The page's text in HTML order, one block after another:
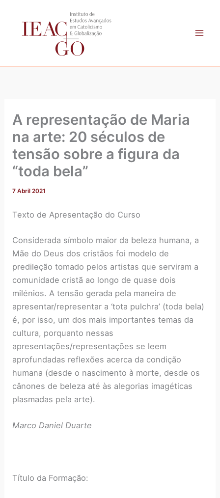
A representação de Maria
na arte: 20 séculos de
tensão sobre a figura da
“toda bela”
7 Abril 2021
Texto de Apresentação do Curso
Considerada símbolo maior da beleza humana, a
Mãe do Deus dos cristãos foi modelo de
predileção tomado pelos artistas que serviram a
comunidade cristã ao longo de quase dois
milénios. A tensão gerada pela maneira de
apresentar/representar a ‘tota pulchra’ (toda bela)
é, por isso, um dos mais importantes temas da
cultura, porquanto nessas
apresentações/representações se leem
aprofundadas reflexões acerca da condição
humana (desde o nascimento à morte, desde os
cânones de beleza até às alegorias imagéticas
plasmadas pela arte).
Marco Daniel Duarte
Título da Formação: